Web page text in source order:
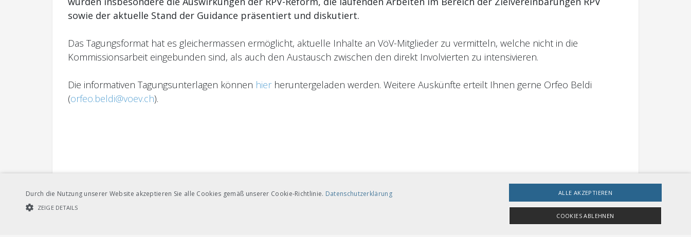
sowie der aktuelle Stand der Guidance präsentiert und diskutiert.
Das Tagungsformat hat es gleichermassen ermöglicht, aktuelle Inhalte an VöV-Mitglieder zu vermitteln, welche nicht in die
Kommissionsarbeit eingebunden sind, als auch den Austausch zwischen den direkt Involvierten zu intensivieren.
Die informativen Tagungsunterlagen können hier heruntergeladen werden. Weitere Auskünfte erteilt Ihnen gerne Orfeo Beldi
(orfeo.beldi@voev.ch).
Durch die Nutzung unserer Website akzeptieren Sie alle Cookies gemäß unserer Cookie-Richtlinie. Datenschutzerklärung
ZEIGE DETAILS
ALLE AKZEPTIEREN
COOKIES ABLEHNEN